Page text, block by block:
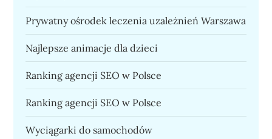
Prywatny ośrodek leczenia uzależnień Warszawa
Najlepsze animacje dla dzieci
Ranking agencji SEO w Polsce
Ranking agencji SEO w Polsce
Wyciągarki do samochodów